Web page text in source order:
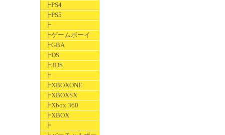
┣PS4
┣PS5
┣
┣ゲームボーイ
┣GBA
┣DS
┣3DS
┣
┣XBOXONE
┣XBOXSX
┣Xbox 360
┣XBOX
┣